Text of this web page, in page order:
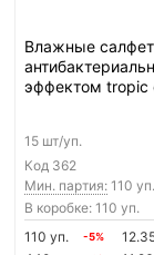
Влажные
эффектом tropic
Код 362
15 шт/уп.
Мин. партия: 110 уп.
В коробке: 110 уп.
110 уп.
-5%